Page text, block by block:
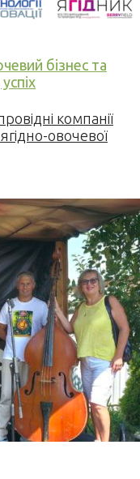
бізнес та
компанії
овочевої